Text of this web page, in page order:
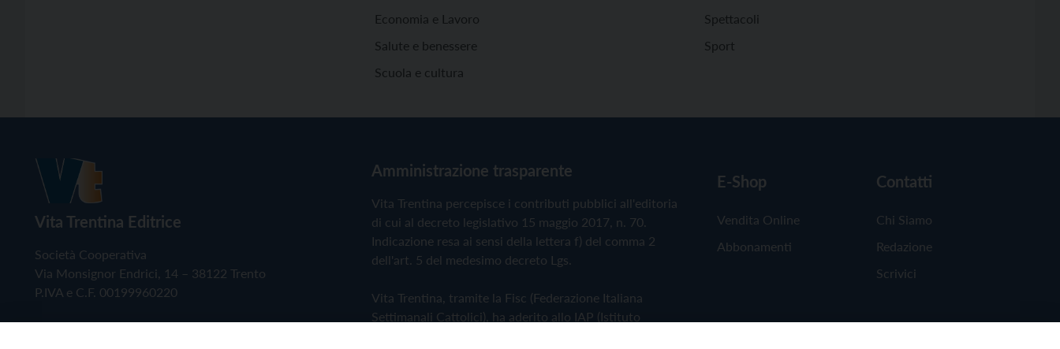
Economia e Lavoro
Salute e benessere
Scuola e cultura
Spettacoli
Sport
Vita Trentina Editrice
Società Cooperativa
Via Monsignor Endrici, 14 – 38122 Trento
P.IVA e C.F. 00199960220
Amministrazione trasparente
Vita Trentina percepisce i contributi pubblici all'editoria
di cui al decreto legislativo 15 maggio 2017, n. 70.
Indicazione resa ai sensi della lettera f) del comma 2
dell'art. 5 del medesimo decreto Lgs.
Vita Trentina, tramite la Fisc (Federazione Italiana
Settimanali Cattolici), ha aderito allo IAP (Istituto
E-Shop
Vendita Online
Abbonamenti
Contatti
Chi Siamo
Redazione
Scrivici